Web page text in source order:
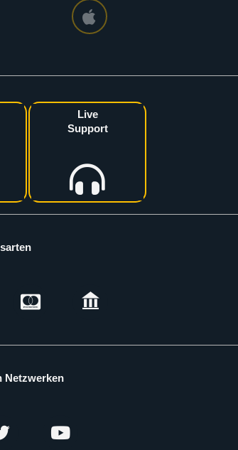
Live
Support
Netzwerken